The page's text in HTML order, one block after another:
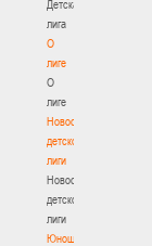
Детская
лига
О
лиге
О
лиге
Новости
детской
лиги
Новости
детской
лиги
Юноши